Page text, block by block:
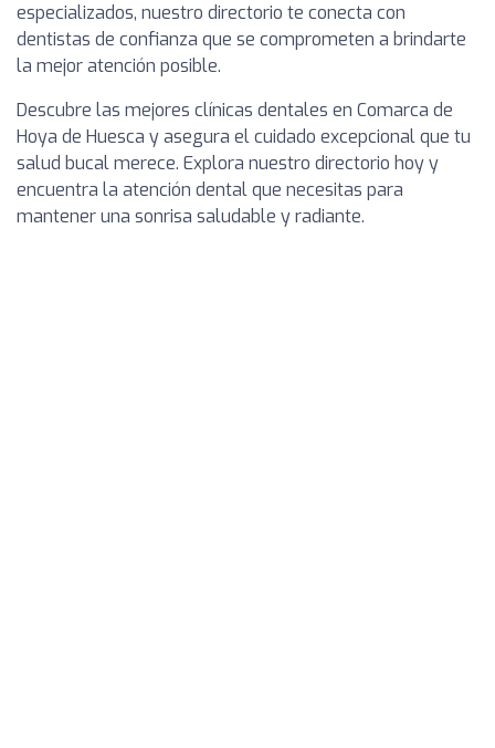
especializados, nuestro directorio te conecta con
dentistas de confianza que se comprometen a brindarte
la mejor atención posible.
Descubre las mejores clínicas dentales en Comarca de
Hoya de Huesca y asegura el cuidado excepcional que tu
salud bucal merece. Explora nuestro directorio hoy y
encuentra la atención dental que necesitas para
mantener una sonrisa saludable y radiante.